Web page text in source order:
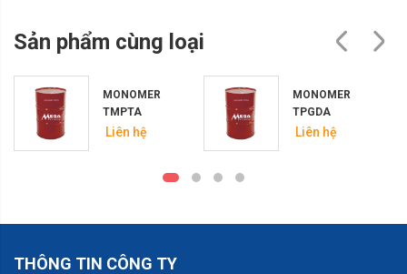
Sản phẩm cùng loại
MONOMER
TMPTA
Liên hệ
MONOMER
TPGDA
Liên hệ
THÔNG TIN CÔNG TY